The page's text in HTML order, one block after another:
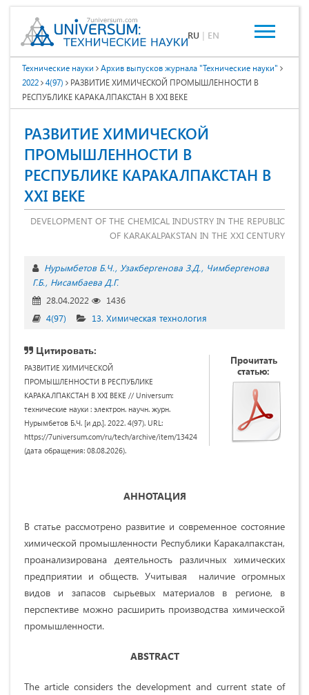
RU | EN
Технические науки
Архив выпусков журнала "Технические науки"
2022
4(97)
РАЗВИТИЕ ХИМИЧЕСКОЙ ПРОМЫШЛЕННОСТИ В
РЕСПУБЛИКЕ КАРАКАЛПАКСТАН В XXI ВЕКЕ
РАЗВИТИЕ ХИМИЧЕСКОЙ
ПРОМЫШЛЕННОСТИ В
РЕСПУБЛИКЕ КАРАКАЛПАКСТАН В
XXI ВЕКЕ
DEVELOPMENT OF THE CHEMICAL INDUSTRY IN THE REPUBLIC
OF KARAKALPAKSTAN IN THE XXI CENTURY
Нурымбетов Б.Ч. Узакбергенова З.Д. Чимбергенова
Г.Б. Нисамбаева Д.Г.
28.04.2022
1436
4(97)
13. Химическая технология
Цитировать:
РАЗВИТИЕ ХИМИЧЕСКОЙ
ПРОМЫШЛЕННОСТИ В РЕСПУБЛИКЕ
КАРАКАЛПАКСТАН В XXI ВЕКЕ // Universum:
технические науки : электрон. научн. журн.
Нурымбетов Б.Ч. [и др.]. 2022. 4(97). URL:
https://7universum.com/ru/tech/archive/item/13424
(дата обращения: 08.08.2026).
Прочитать
статью:
АННОТАЦИЯ
В статье рассмотрено развитие и современное состояние
химической промышленности Республики Каракалпакстан,
проанализирована деятельность различных химических
предприятии и обществ. Учитывая наличие огромных
видов и запасов сырьевых материалов в регионе, в
перспективе можно расширить производства химической
промышленности.
ABSTRACT
The article considers the development and current state of